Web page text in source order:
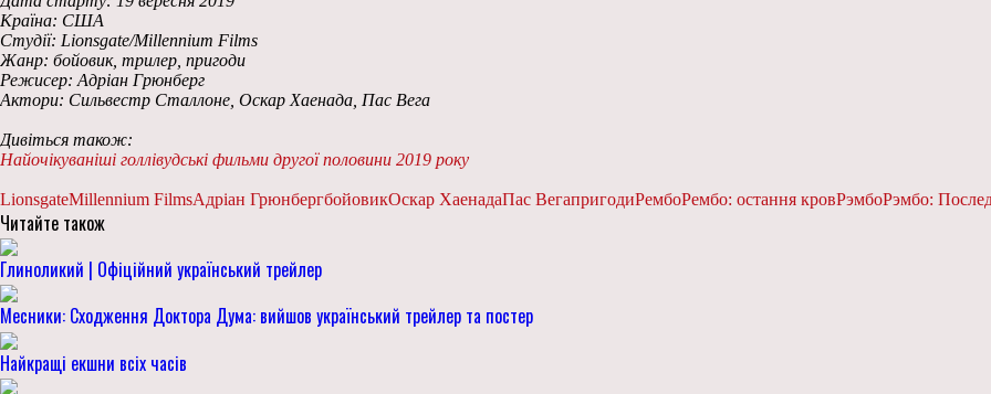
Країна: США
Студії: Lionsgate/Millennium Films
Жанр: бойовик, трилер, пригоди
Режисер: Адріан Грюнберг
Актори: Сильвестр Сталлоне, Оскар Хаенада, Пас Вега
Дивіться також:
Найочікуваніші голлівудські фильми другої половини 2019 року
LionsgateMillennium FilmsАдріан ГрюнбергбойовикОскар ХаенадаПас ВегапригодиРембоРембо: остання кровРэмбоРэмбо:
Читайте також
Глиноликий | Офіційний український трейлер
Месники: Сходження Доктора Дума: вийшов український трейлер та постер
Найкращі екшни всіх часів